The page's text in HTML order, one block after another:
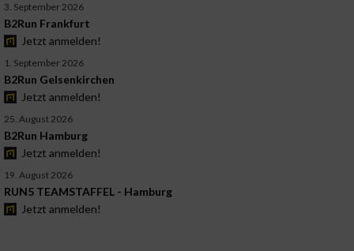
3. September 2026
B2Run Frankfurt
Jetzt anmelden!
1. September 2026
B2Run Gelsenkirchen
Jetzt anmelden!
25. August 2026
B2Run Hamburg
Jetzt anmelden!
19. August 2026
RUN5 TEAMSTAFFEL - Hamburg
Jetzt anmelden!